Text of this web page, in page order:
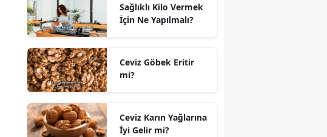
Sağlıklı Kilo Vermek
İçin Ne Yapılmalı?
Ceviz Göbek Eritir
mi?
Ceviz Karın Yağlarına
İyi Gelir mi?